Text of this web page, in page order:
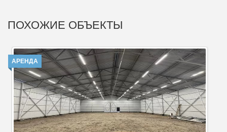
ПОХОЖИЕ ОБЪЕКТЫ
АРЕНДА